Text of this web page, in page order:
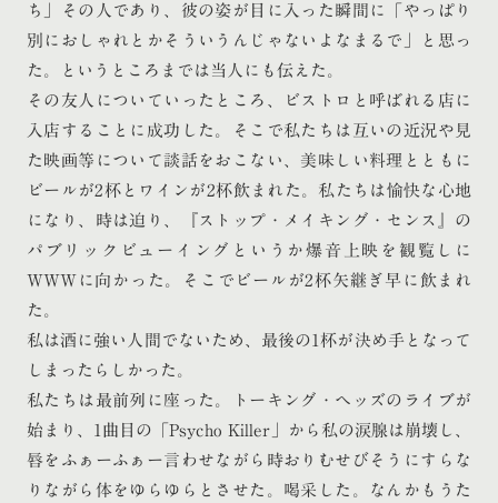
ち」その人であり、彼の姿が目に入った瞬間に「やっぱり
別におしゃれとかそういうんじゃないよなまるで」と思っ
た。というところまでは当人にも伝えた。
その友人についていったところ、ビストロと呼ばれる店に
入店することに成功した。そこで私たちは互いの近況や見
た映画等について談話をおこない、美味しい料理とともに
ビールが2杯とワインが2杯飲まれた。私たちは愉快な心地
になり、時は迫り、『ストップ・メイキング・センス』の
パブリックビューイングというか爆音上映を観覧しに
WWWに向かった。そこでビールが2杯矢継ぎ早に飲まれ
た。
私は酒に強い人間でないため、最後の1杯が決め手となって
しまったらしかった。
私たちは最前列に座った。トーキング・ヘッズのライブが
始まり、1曲目の「Psycho Killer」から私の涙腺は崩壊し、
唇をふぁーふぁー言わせながら時おりむせびそうにすらな
りながら体をゆらゆらとさせた。喝采した。なんかもうた